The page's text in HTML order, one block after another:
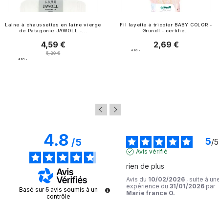
Laine à chaussettes en laine vierge
de Patagonie JAWOLL -...
Prix
4,59 €
Prix normal
5,20 €
4.9/5 -
Fil layette à tricoter BABY COLOR -
Grundl - certifié...
Prix
2,69 €
4.9/5 -
4.8/5
Basé sur5 avis soumis à un
contrôle
5/5
Avis vérifié
rien de plus
Avis du 10/02/2026 , suite à
expérience du 31/01/2026 par
Marie france O.